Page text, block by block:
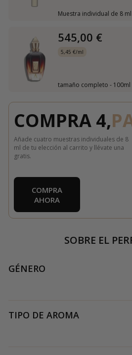
Muestra individual de 8 ml
545,00 €
5,45 €/ml
tamaño completo - 100ml
COMPRA 4,
Añade cuatro muestras individuales de 8
ml de tu elección al carrito y llévate una
gratis.
COMPRA
AHORA
SOBRE EL
GÉNERO
TIPO DE AROMA